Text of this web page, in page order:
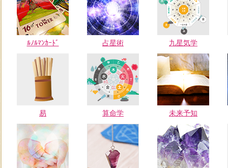
ﾙﾉﾙﾏﾝｶｰﾄﾞ 占星術 九星気学
易 算命学 未来予知